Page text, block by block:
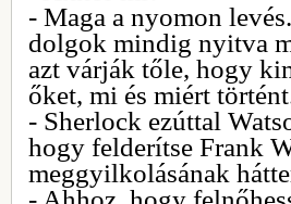
- Maga a nyomon
dolgok mindig nyitva
azt várják tőle, hogy
őket, mi és miért
- Sherlock ezúttal
hogy felderítse Frank
meggyilkolásának